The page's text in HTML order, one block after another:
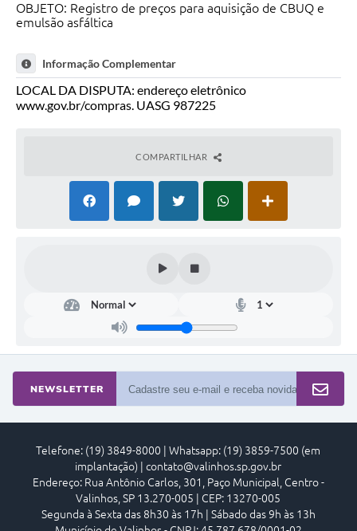
Projetos
Editais
Links
Contato
OBJETO: Registro de preços para aquisição de CBUQ e
emulsão asfáltica
Informação Complementar
LOCAL DA DISPUTA: endereço eletrônico
www.gov.br/compras. UASG 987225
COMPARTILHAR
NEWSLETTER
Telefone: (19) 3849-8000 | Whatsapp: (19) 3859-7500 (em
implantação) | contato@valinhos.sp.gov.br
Endereço: Rua Antônio Carlos, 301, Paço Municipal, Centro -
Valinhos, SP 13.270-005 | CEP: 13270-005
Segunda à Sexta das 8h30 às 17h | Sábado das 9h às 13h